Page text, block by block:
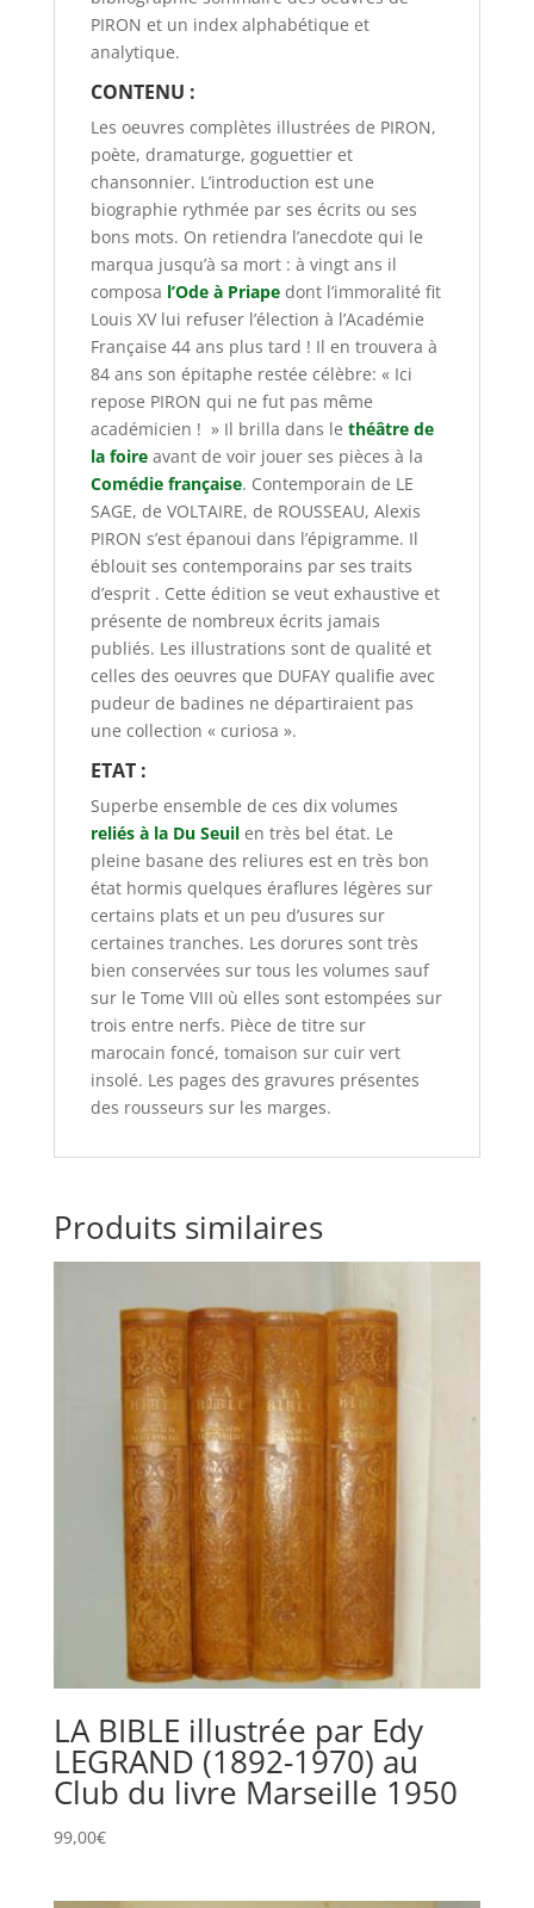
PIRON et un index alphabétique et
analytique.
CONTENU :
Les oeuvres complètes illustrées de PIRON,
poète, dramaturge, goguettier et
chansonnier. L’introduction est une
biographie rythmée par ses écrits ou ses
bons mots. On retiendra l’anecdote qui le
marqua jusqu’à sa mort : à vingt ans il
composa l’Ode à Priapedont l’immoralité fit
Louis XV lui refuser l’élection à l’Académie
Française 44 ans plus tard ! Il en trouvera à
84 ans son épitaphe restée célèbre: « Ici
repose PIRON qui ne fut pas même
académicien ! » Il brilla dans le théâtre de
la foireavant de voir jouer ses pièces à la
Comédie française. Contemporain de LE
SAGE, de VOLTAIRE, de ROUSSEAU, Alexis
PIRON s’est épanoui dans l’épigramme. Il
éblouit ses contemporains par ses traits
d’esprit . Cette édition se veut exhaustive et
présente de nombreux écrits jamais
publiés. Les illustrations sont de qualité et
celles des oeuvres que DUFAY qualifie avec
pudeur de badines ne départiraient pas
une collection « curiosa ».
ETAT :
Superbe ensemble de ces dix volumes
reliés à la Du Seuilen très bel état. Le
pleine basane des reliures est en très bon
état hormis quelques éraflures légères sur
certains plats et un peu d’usures sur
certaines tranches. Les dorures sont très
bien conservées sur tous les volumes sauf
sur le Tome VIII où elles sont estompées sur
trois entre nerfs. Pièce de titre sur
marocain foncé, tomaison sur cuir vert
insolé. Les pages des gravures présentes
des rousseurs sur les marges.
Produits similaires
LA BIBLE illustrée par Edy
LEGRAND (1892-1970) au
Club du livre Marseille 1950
99,00€